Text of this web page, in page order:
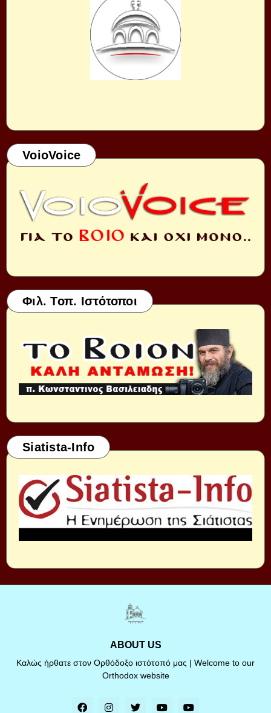
VoioVoice
Φιλ. Τοπ. Ιστότοποι
Siatista-Info
ABOUT US
Καλώς ήρθατε στον Ορθόδοξο ιστότοπό μας | Welcome to our
Orthodox website